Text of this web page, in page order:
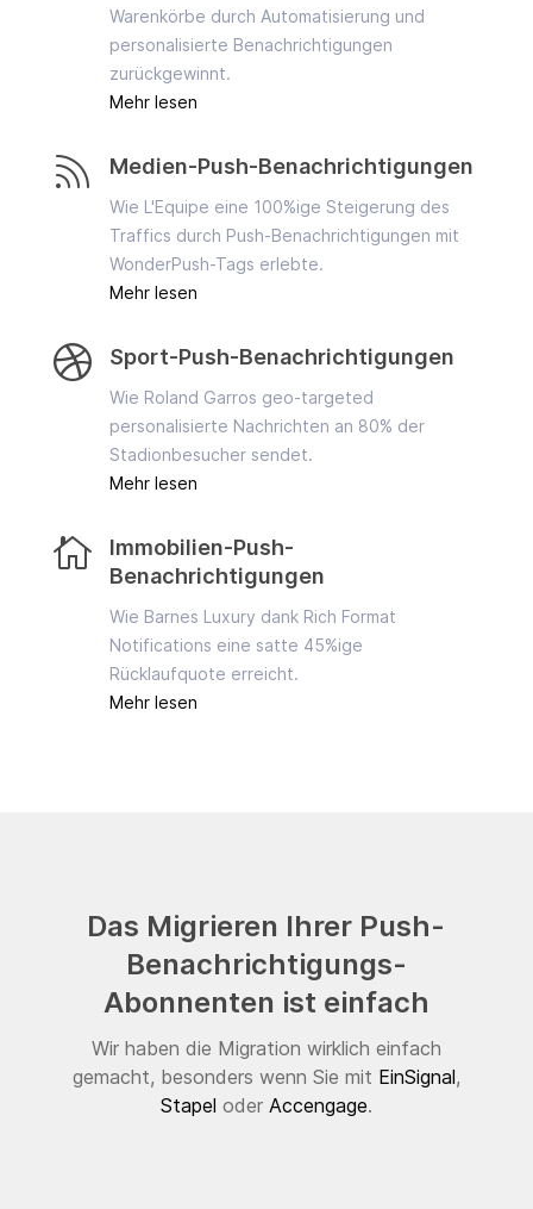
Warenkörbe durch Automatisierung und
personalisierte Benachrichtigungen
zurückgewinnt.
Mehr lesen
 Medien-Push-Benachrichtigungen
Wie L'Equipe eine 100%ige Steigerung des
Traffics durch Push-Benachrichtigungen mit
WonderPush-Tags erlebte.
Mehr lesen
 Sport-Push-Benachrichtigungen
Wie Roland Garros geo-targeted
personalisierte Nachrichten an 80% der
Stadionbesucher sendet.
Mehr lesen

Immobilien-Push-
Benachrichtigungen
Wie Barnes Luxury dank Rich Format
Notifications eine satte 45%ige
Rücklaufquote erreicht.
Mehr lesen
Das Migrieren Ihrer Push-
Benachrichtigungs-
Abonnenten ist einfach
Wir haben die Migration wirklich einfach
gemacht, besonders wenn Sie mit EinSignal,
Stapel oder Accengage.